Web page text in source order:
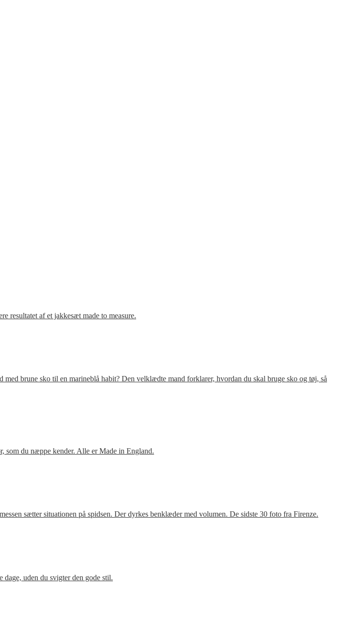
resultatet af et jakkesæt made to measure.
brune sko til en marineblå habit? Den velklædte mand forklarer, hvordan du skal bruge sko og tøj, så
som du næppe kender. Alle er Made in England.
sætter situationen på spidsen. Der dyrkes benklæder med volumen. De sidste 30 foto fra Firenze.
uden du svigter den gode stil.